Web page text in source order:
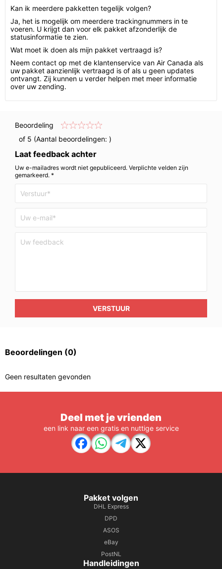
Kan ik meerdere pakketten tegelijk volgen?
Ja, het is mogelijk om meerdere trackingnummers in te
voeren. U krijgt dan voor elk pakket afzonderlijk de
statusinformatie te zien.
Wat moet ik doen als mijn pakket vertraagd is?
Neem contact op met de klantenservice van Air Canada als
uw pakket aanzienlijk vertraagd is of als u geen updates
ontvangt. Zij kunnen u verder helpen met meer informatie
over uw zending.
Beoordeling
of 5 (Aantal beoordelingen: )
Laat feedback achter
Uw e-mailadres wordt niet gepubliceerd. Verplichte velden zijn
gemarkeerd. *
VERSTUUR
Beoordelingen (0)
Geen resultaten gevonden
Deel met je vrienden
een link naar een gratis en nuttige service
Pakket volgen
DHL Express
DPD
ASOS
eBay
PostNL
Handleidingen